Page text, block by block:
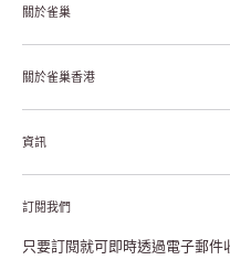
關於雀巢
雀巢集團起源於1866年的瑞士
幸福生活」企業。雀巢的目標是
關於雀巢香港
關於雀巢香港
雀巢香港創造共享價值
聯絡我們
私隱聲明
註冊NESCAFÉ® Dolce Gusto®
資訊
付款及送貨
退貨或更換
常見問題
訂閱我們
只要訂閱就可即時透過電子郵件